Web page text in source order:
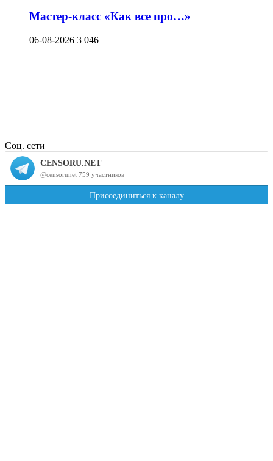
Мастер-класс «Как все про…»
06-08-2026 3 046
Соц. сети